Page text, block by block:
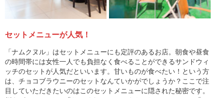
セットメニューが人気！
「ナムクヌル」はセットメニューにも定評のあるお店。朝食や昼食
の時間帯には女性一人でも負担なく食べることができるサンドウィ
ッチのセットが人気だといいます。甘いものが食べたい！という方
は、チョコブラウニーのセットなんていかがでしょうか？ここで注
目していただきたいのはこのセットメニューに隠された秘密です。